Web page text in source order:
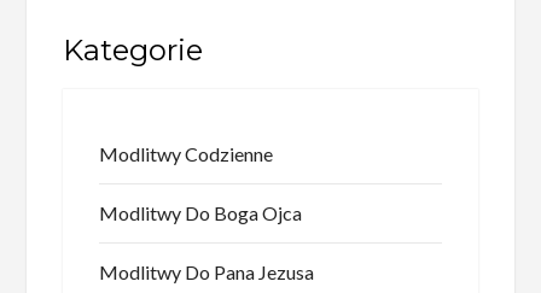
Kategorie
Modlitwy Codzienne
Modlitwy Do Boga Ojca
Modlitwy Do Pana Jezusa